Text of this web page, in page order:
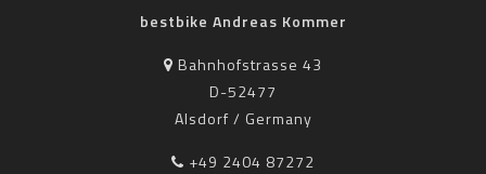
bestbike Andreas Kommer
Bahnhofstrasse 43
D-52477
Alsdorf / Germany
+49 2404 87272